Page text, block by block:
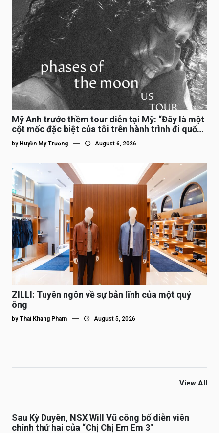
Mỹ Anh trước thềm tour diễn tại Mỹ: “Đây là một
cột mốc đặc biệt của tôi trên hành trình đi quốc
tế”
by Huyền My Trương August 6, 2026
ZILLI: Tuyên ngôn về sự bản lĩnh của một quý
ông
by Thai Khang Pham August 5, 2026
View All
Sau Kỳ Duyên, NSX Will Vũ công bố diễn viên
chính thứ hai của “Chị Chị Em Em 3″